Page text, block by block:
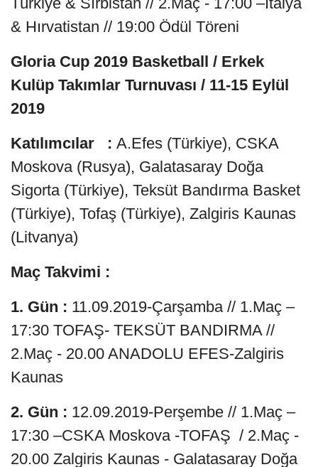
& Hırvatistan // 19:00 Ödül Töreni
Gloria Cup 2019 Basketball / Erkek
Kulüp Takımlar Turnuvası / 11-15 Eylül
2019
Katılımcılar : A.Efes (Türkiye), CSKA
Moskova (Rusya), Galatasaray Doğa
Sigorta (Türkiye), Teksüt Bandırma Basket
(Türkiye), Tofaş (Türkiye), Zalgiris Kaunas
(Litvanya)
Maç Takvimi :
1. Gün : 11.09.2019-Çarşamba // 1.Maç –
17:30 TOFAŞ- TEKSÜT BANDIRMA //
2.Maç - 20.00 ANADOLU EFES-Zalgiris
Kaunas
2. Gün : 12.09.2019-Perşembe // 1.Maç –
17:30 –CSKA Moskova -TOFAŞ / 2.Maç -
20.00 Zalgiris Kaunas - Galatasaray Doğa